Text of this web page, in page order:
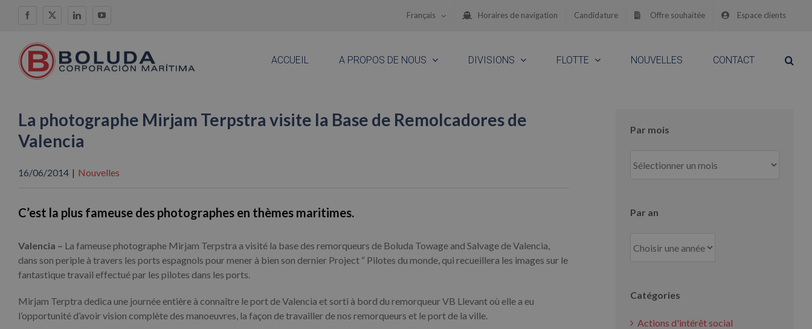
Facebook
X LinkedInYouTube Français Horaires de navigation Candidature Offre souhaitée Espace clients
ACCUEIL A PROPOS DE NOUS DIVISIONS FLOTTE NOUVELLES CONTACT
La photographe Mirjam Terpstra visite la Base de Remolcadores de
Valencia
16/06/2014 | Nouvelles
C’est la plus fameuse des photographes en thèmes maritimes.
Valencia – La fameuse photographe Mirjam Terpstra a visité la base des remorqueurs de Boluda Towage and Salvage de Valencia,
dans son periple à travers les ports espagnols pour mener à bien son dernier Project “ Pilotes du monde, qui recueillera les images sur le
fantastique travail effectué par les pilotes dans les ports.
Mirjam Terptra dedica une journée entière à connaître le port de Valencia et sorti à bord du remorqueur VB Llevant où elle a eu
l’opportunité d’avoir vision complète des manoeuvres, la façon de travailler de nos remorqueurs et le port de la ville.
Par mois
mois
Par an
Catégories
Actions d'intérêt social